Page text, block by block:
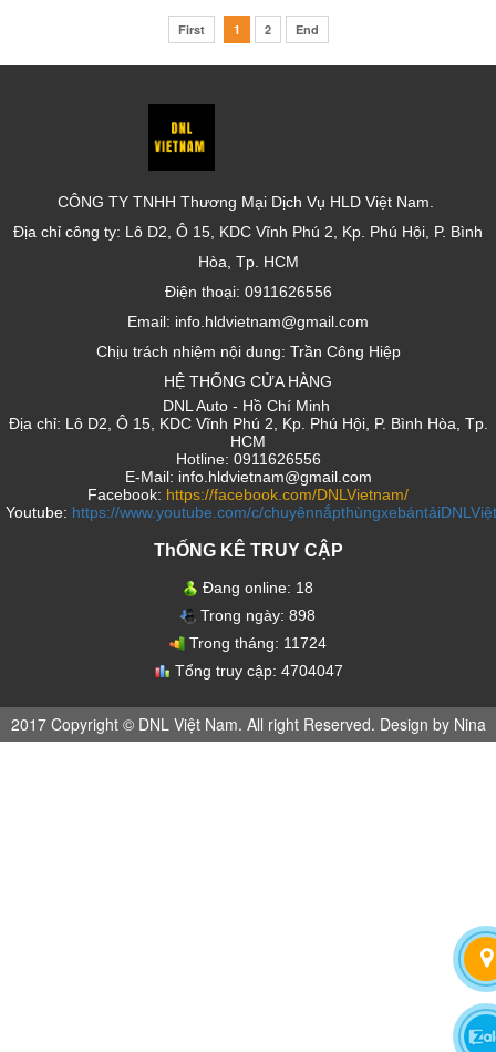
First 1 2 End
CÔNG TY TNHH Thương Mại Dịch Vụ HLD Việt Nam.
Địa chỉ công ty: Lô D2, Ô 15, KDC Vĩnh Phú 2, Kp. Phú Hội, P. Bình
Hòa, Tp. HCM
Điện thoại: 0911626556
Email: info.hldvietnam@gmail.com
Chịu trách nhiệm nội dung: Trần Công Hiệp
HỆ THỐNG CỬA HÀNG
DNL Auto - Hồ Chí Minh
Địa chỉ: Lô D2, Ô 15, KDC Vĩnh Phú 2, Kp. Phú Hội, P. Bình Hòa, Tp.
HCM
Hotline: 0911626556
E-Mail: info.hldvietnam@gmail.com
Facebook: https://facebook.com/DNLVietnam/
Youtube: https://www.youtube.com/c/
ThỐNG KÊ TRUY CẬP
Đang online: 18
Trong ngày: 898
Trong tháng: 11724
Tổng truy cập: 4704047
2017 Copyright © DNL Việt Nam. All right Reserved. Design by Nina